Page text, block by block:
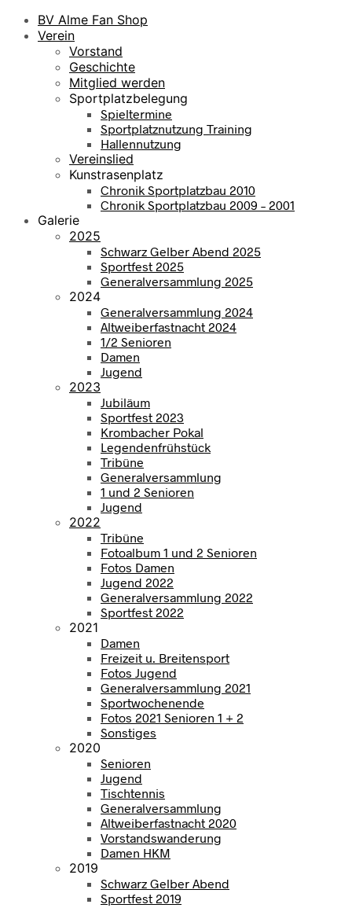
BV Alme Fan Shop
Verein
Vorstand
Geschichte
Mitglied werden
Sportplatzbelegung
Spieltermine
Sportplatznutzung Training
Hallennutzung
Vereinslied
Kunstrasenplatz
Chronik Sportplatzbau 2010
Chronik Sportplatzbau 2009 – 2001
Galerie
2025
Schwarz Gelber Abend 2025
Sportfest 2025
Generalversammlung 2025
2024
Generalversammlung 2024
Altweiberfastnacht 2024
1/2 Senioren
Damen
Jugend
2023
Jubiläum
Sportfest 2023
Krombacher Pokal
Legendenfrühstück
Tribüne
Generalversammlung
1 und 2 Senioren
Jugend
2022
Tribüne
Fotoalbum 1 und 2 Senioren
Fotos Damen
Jugend 2022
Generalversammlung 2022
Sportfest 2022
2021
Damen
Freizeit u. Breitensport
Fotos Jugend
Generalversammlung 2021
Sportwochenende
Fotos 2021 Senioren 1 + 2
Sonstiges
2020
Senioren
Jugend
Tischtennis
Generalversammlung
Altweiberfastnacht 2020
Vorstandswanderung
Damen HKM
2019
Schwarz Gelber Abend
Sportfest 2019